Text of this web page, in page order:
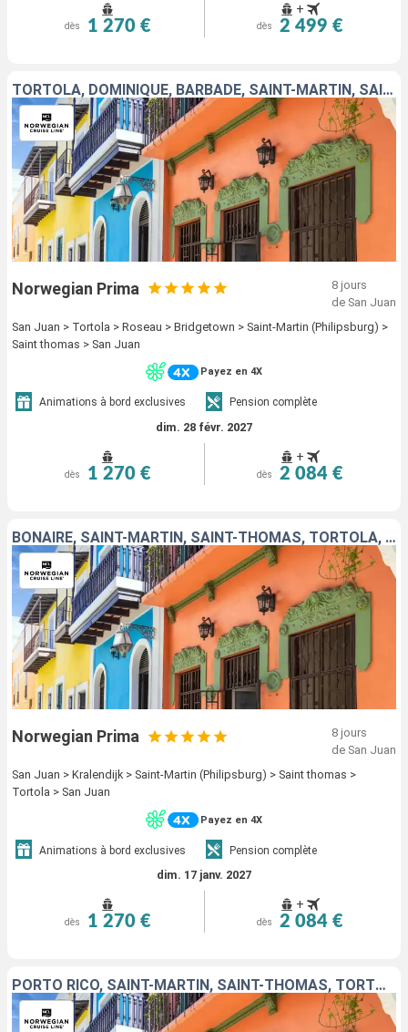
dès 1 270 €
+
dès 2 499 €
TORTOLA, DOMINIQUE, BARBADE, SAINT-MARTIN, SAINT-THOMAS, PORTO RICO
Norwegian Prima
8 jours
de San Juan
San Juan > Tortola > Roseau > Bridgetown > Saint-Martin (Philipsburg) >
Saint thomas > San Juan
Payez en 4X
Animations à bord exclusives Pension complète
dim. 28 févr. 2027
dès 1 270 €
+
dès 2 084 €
BONAIRE, SAINT-MARTIN, SAINT-THOMAS, TORTOLA, PORTO RICO
Norwegian Prima
8 jours
de San Juan
San Juan > Kralendijk > Saint-Martin (Philipsburg) > Saint thomas >
Tortola > San Juan
Payez en 4X
Animations à bord exclusives Pension complète
dim. 17 janv. 2027
dès 1 270 €
+
dès 2 084 €
PORTO RICO, SAINT-MARTIN, SAINT-THOMAS, TORTOLA